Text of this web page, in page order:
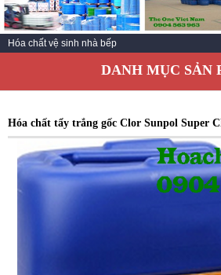
SẢN PHẨM HÓT
KINH NGHIỆM & TIN TỨC
LIÊN HỆ
Hóa chất vệ sinh nhà bếp
DANH MỤC SẢN
Hóa chất tẩy trắng gốc Clor Sunpol Super